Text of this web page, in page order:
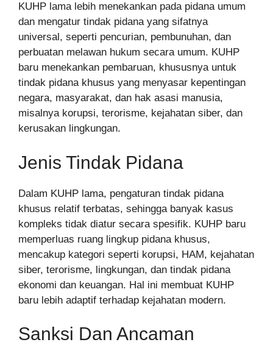
KUHP lama lebih menekankan pada pidana umum
dan mengatur tindak pidana yang sifatnya
universal, seperti pencurian, pembunuhan, dan
perbuatan melawan hukum secara umum. KUHP
baru menekankan pembaruan, khususnya untuk
tindak pidana khusus yang menyasar kepentingan
negara, masyarakat, dan hak asasi manusia,
misalnya korupsi, terorisme, kejahatan siber, dan
kerusakan lingkungan.
Jenis Tindak Pidana
Dalam KUHP lama, pengaturan tindak pidana
khusus relatif terbatas, sehingga banyak kasus
kompleks tidak diatur secara spesifik. KUHP baru
memperluas ruang lingkup pidana khusus,
mencakup kategori seperti korupsi, HAM, kejahatan
siber, terorisme, lingkungan, dan tindak pidana
ekonomi dan keuangan. Hal ini membuat KUHP
baru lebih adaptif terhadap kejahatan modern.
Sanksi Dan Ancaman